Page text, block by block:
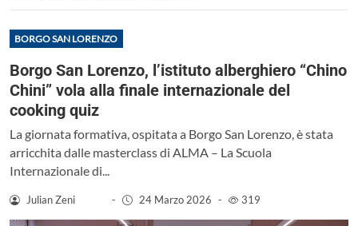
BORGO SAN LORENZO
Borgo San Lorenzo, l’istituto alberghiero “Chino
Chini” vola alla finale internazionale del
cooking quiz
La giornata formativa, ospitata a Borgo San Lorenzo, è stata
arricchita dalle masterclass di ALMA – La Scuola
Internazionale di...
Julian Zeni - 24 Marzo 2026 - 319